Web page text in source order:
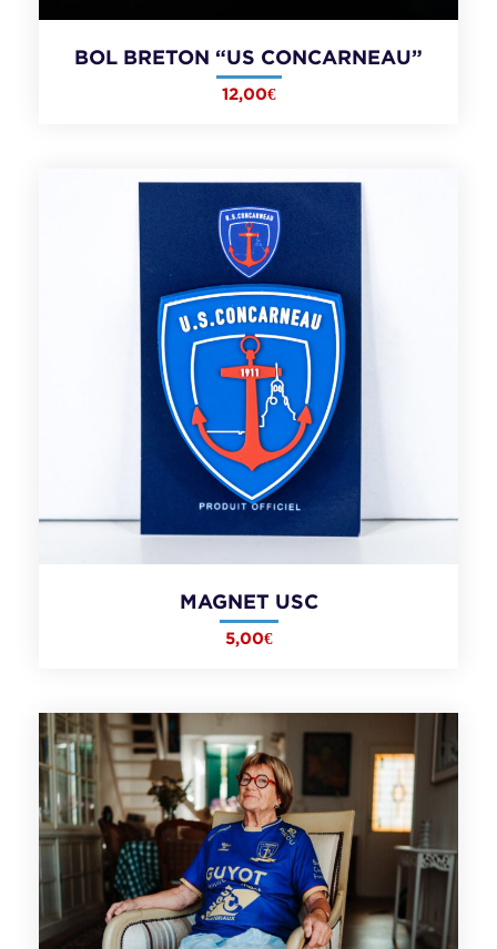
BOL BRETON “US CONCARNEAU”
12,00€
MAGNET USC
5,00€